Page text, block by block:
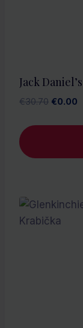
Jack
€30.70 Pôvodná
bola:
€0.00